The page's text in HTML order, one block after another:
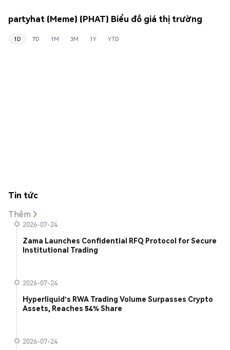
partyhat (Meme) (PHAT) Biểu đồ giá thị trường
1D 7D 1M 3M 1Y YTD
Tin tức
Thêm
2026-07-24
Zama Launches Confidential RFQ Protocol for Secure
Institutional Trading
2026-07-24
Hyperliquid's RWA Trading Volume Surpasses Crypto
Assets, Reaches 54% Share
2026-07-24